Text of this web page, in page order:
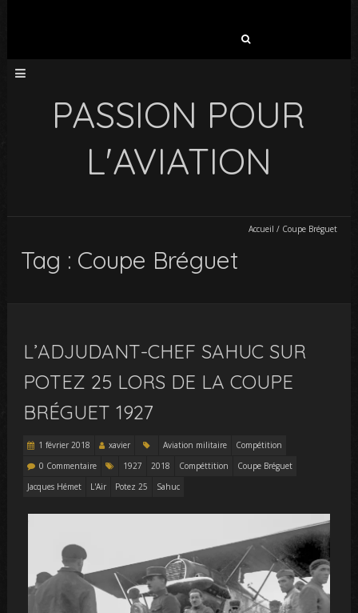
PASSION POUR
L'AVIATION
Accueil / Coupe Bréguet
Tag : Coupe Bréguet
L’ADJUDANT-CHEF SAHUC SUR
POTEZ 25 LORS DE LA COUPE
BRÉGUET 1927
1 février 2018 xavier Aviation militaire
Compétition
0 Commentaire
1927 2018 Compéttition
Coupe Bréguet
Jacques Hémet
L'Air Potez 25 Sahuc